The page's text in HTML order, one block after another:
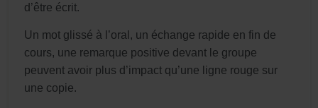
d’être écrit.
Un mot glissé à l’oral, un échange rapide en fin de
cours, une remarque positive devant le groupe
peuvent avoir plus d’impact qu’une ligne rouge sur
une copie.